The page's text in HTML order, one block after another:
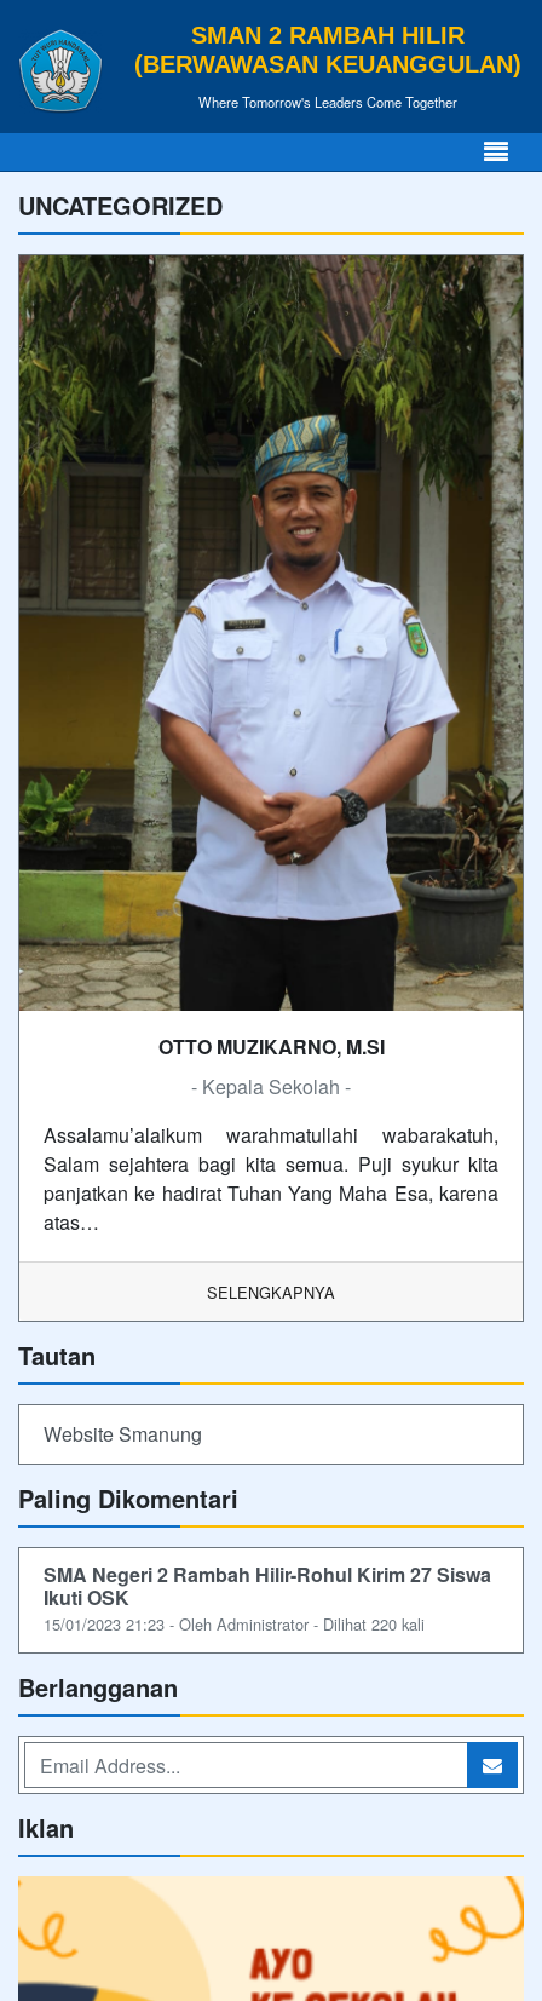
SMAN 2 RAMBAH HILIR
(BERWAWASAN KEUANGGULAN)
Where Tomorrow's Leaders Come Together
UNCATEGORIZED
OTTO MUZIKARNO, M.SI
- Kepala Sekolah -
Assalamu’alaikum warahmatullahi wabarakatuh,
Salam sejahtera bagi kita semua. Puji syukur kita
panjatkan ke hadirat Tuhan Yang Maha Esa, karena
atas…
SELENGKAPNYA
Tautan
Website Smanung
Paling Dikomentari
SMA Negeri 2 Rambah Hilir-Rohul Kirim 27 Siswa
Ikuti OSK
15/01/2023 21:23 - Oleh Administrator - Dilihat 220 kali
Berlangganan
Iklan